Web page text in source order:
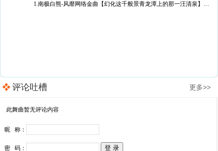
1.南极白熊-风靡网络金曲【幻化这千般景青龙潭上的那一汪清泉】全中文慢摇串烧
评论吐槽 更多>>